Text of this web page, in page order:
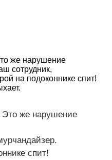
же нарушение
сотрудник,
на подоконнике спит!
же нарушение
спит!